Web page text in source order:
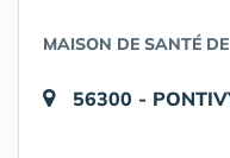
MAISON DE SANTÉ
56300 -